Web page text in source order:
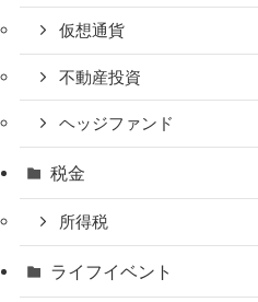
仮想通貨
不動産投資
ヘッジファンド
税金
所得税
ライフイベント